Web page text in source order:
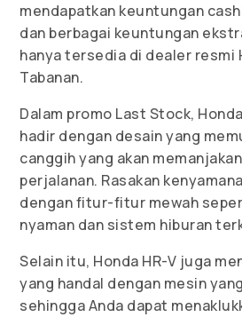
mendapatkan keuntungan
dan berbagai keuntungan
hanya tersedia di dealer resmi
Tabanan.
Dalam promo Last Stock,
hadir dengan desain yang
canggih yang akan
perjalanan. Rasakan
dengan fitur-fitur mewah
nyaman dan sistem hiburan
Selain itu, Honda HR-V juga
yang handal dengan mesin
sehingga Anda dapat